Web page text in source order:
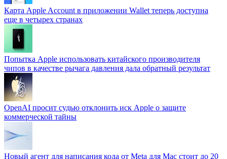
Карта Apple Account в приложении Wallet теперь доступна
еще в четырех странах
Попытка Apple использовать китайского производителя
чипов в качестве рычага давления дала обратный результат
OpenAI просит судью отклонить иск Apple о защите
коммерческой тайны
Новый агент для написания кода от Meta для Mac стоит до 20